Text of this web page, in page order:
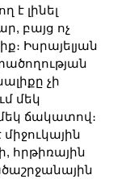
է լինել
բայց ոչ
Իսրայելյան
չի
մեկ
ճակատով։
հրթիռային